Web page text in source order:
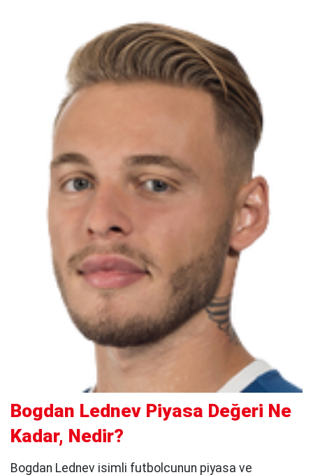
Bogdan Lednev Piyasa Değeri Ne
Kadar, Nedir?
Bogdan Lednev isimli futbolcunun piyasa ve